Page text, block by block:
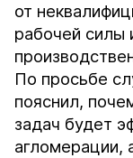
от
рабочей силы
По просьбе
пояснил,
задач будет
агломерации,